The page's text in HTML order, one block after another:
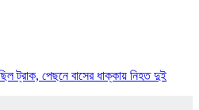
ট্রাক, পেছনে বাসের ধাক্কায় নিহত দুই